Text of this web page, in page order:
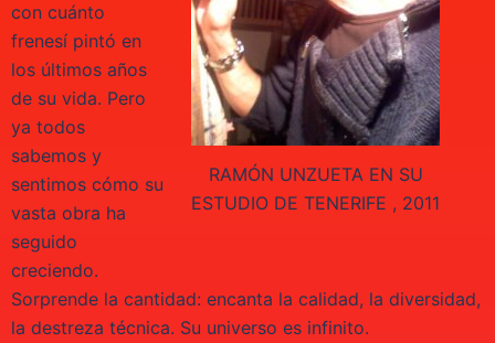
RAMÓN UNZUETA EN SU
ESTUDIO DE TENERIFE , 2011
con cuánto
frenesí pintó en
los últimos años
de su vida. Pero
ya todos
sabemos y
sentimos cómo su
vasta obra ha
seguido
creciendo.
Sorprende la cantidad: encanta la calidad, la diversidad,
la destreza técnica. Su universo es infinito.